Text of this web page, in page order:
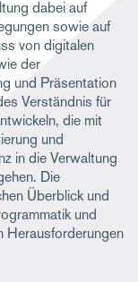
dabei auf
sowie auf
von digitalen
der
und Präsentation
Verständnis für
die mit
und
in die Verwaltung
Die
Überblick und
und
Herausforderungen